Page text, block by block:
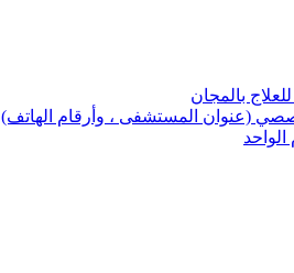
بالمجان
(عنوان المستشفى ، وأرقام الهاتف)